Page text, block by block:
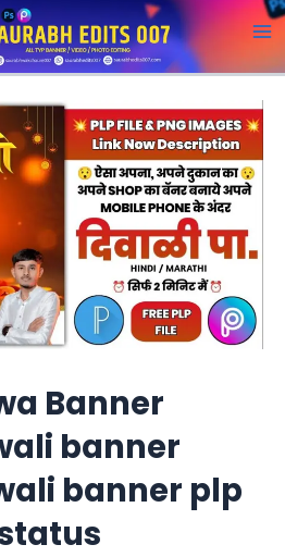
M
a
i
n
e
n
u
Banner
banner
banner plp